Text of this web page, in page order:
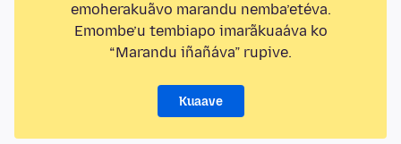
emoherakuãvo marandu nemba’etéva.
Emombe’u tembiapo imarãkuaáva ko
“Marandu iñañáva” rupive.
Kuaave